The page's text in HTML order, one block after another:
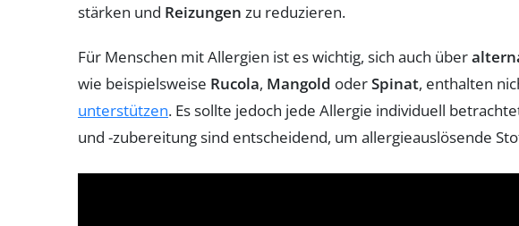
stärken und Reizungen zu reduzieren.
Für Menschen mit Allergien ist es wichtig, sich auch über
wie beispielsweise Rucola, Mangold oderSpinat, enthalten
unterstützen. Es sollte jedoch jede Allergie individuell
und -zubereitung sind entscheidend, um allergieauslösende